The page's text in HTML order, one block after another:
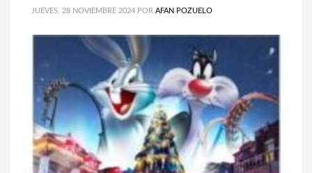
JUEVES, 28 NOVIEMBRE 2024 POR AFAN POZUELO